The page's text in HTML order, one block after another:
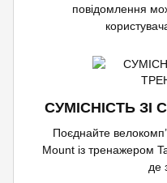
повідомлення
СУМІСНІСТЬ
Поєднайте
Mount із тренажером
де